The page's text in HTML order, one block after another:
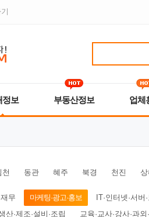
정보 부동산정보 업체
천 동관 혜주 북경 천진 상
무 마케팅·광고·홍보 IT·인터넷·서버
산·제조·설비·조립 교육·교사·강사·과외